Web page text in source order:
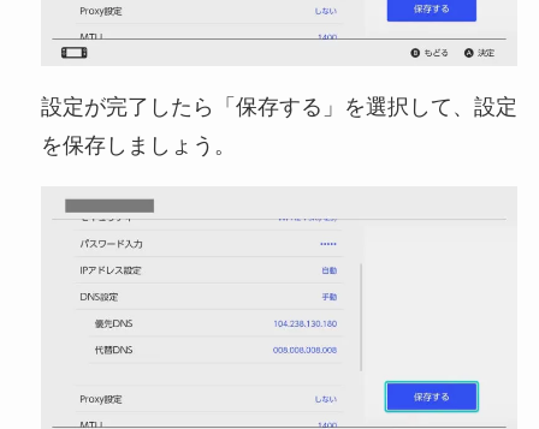
設定が完了したら「保存する」を選択して、設定
を保存しましょう。